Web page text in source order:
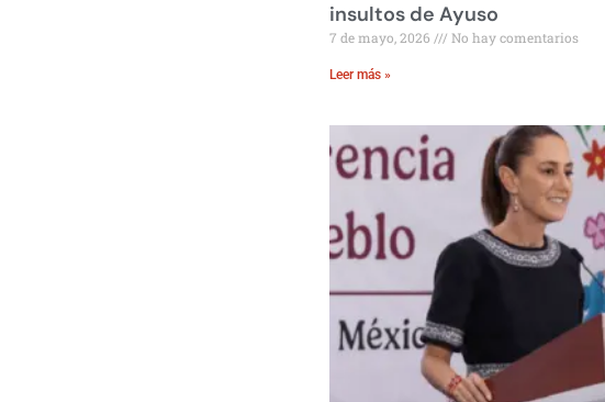
insultos de Ayuso
7 de mayo, 2026 No hay comentarios
Leer más »